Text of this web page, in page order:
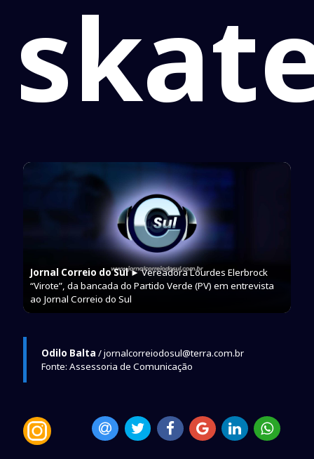
Jornal Correio do Sul► Vereadora Lourdes Elerbrock
“Virote”, da bancada do Partido Verde (PV) em entrevista
ao Jornal Correio do Sul
Odilo Balta / jornalcorreiodosul@terra.com.br
Fonte: Assessoria de Comunicação